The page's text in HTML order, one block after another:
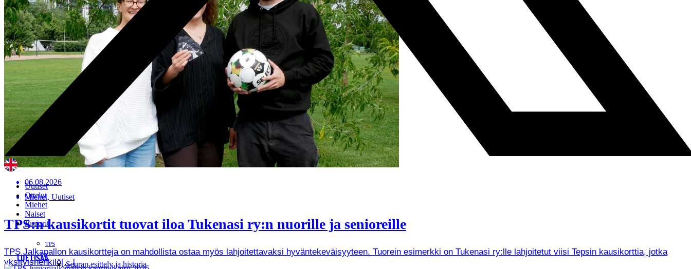
Uutiset
Ottelut
Miehet
Naiset
Juniorit
TPS
Seuran esittely ja historia
06.08.2026
Miehet, Uutiset
TPS:n kausikortit tuovat iloa Tukenasi ry:n nuorille ja senioreille
TPS Jalkapallon kausikortteja on mahdollista ostaa myös lahjoitettavaksi hyväntekeväisyyteen. Tuorein esimerkki on Tukenasi ry:lle lahjoitetut viisi Tepsin kausikorttia, jotka
yksityishenkilö[…]
LUE LISÄÄ